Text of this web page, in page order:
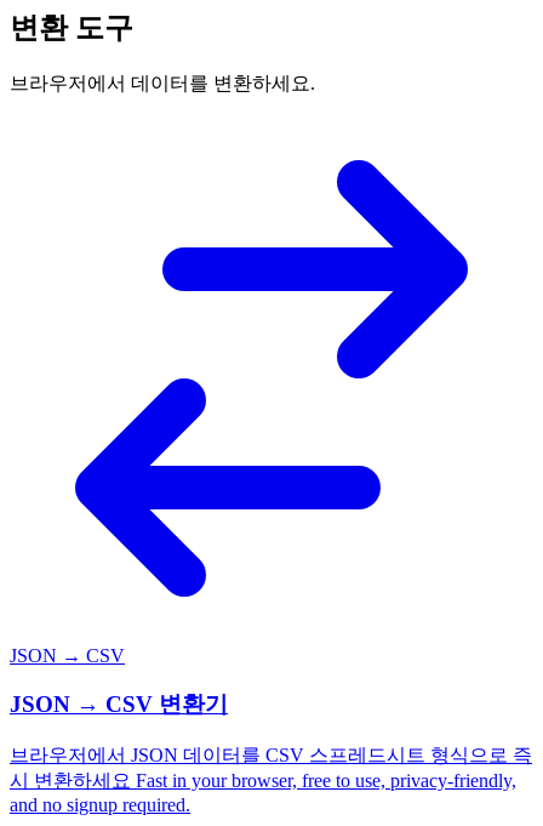
변환 도구
브라우저에서 데이터를 변환하세요.
JSON → CSV
JSON → CSV 변환기
브라우저에서 JSON 데이터를 CSV 스프레드시트 형식으로 즉
시 변환하세요 Fast in your browser, free to use, privacy-friendly,
and no signup required.